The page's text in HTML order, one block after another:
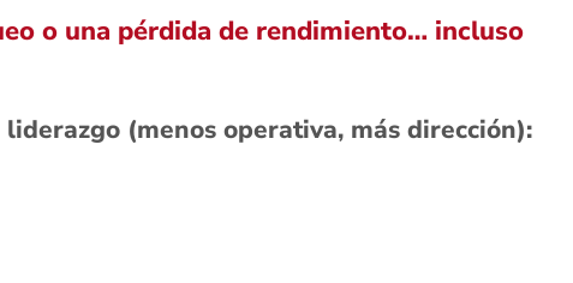
o una pérdida de rendimiento… incluso
(menos operativa, más dirección):